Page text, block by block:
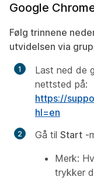
Google
Følg trinnene
utvidelsen via
Last ned de
nettsted på:
https://
hl=en
Gå til Start -
Merk:
trykker